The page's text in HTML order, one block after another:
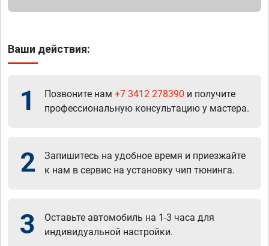
Ваши действия:
1 Позвоните нам +7 3412 278390 и получите
профессиональную консультацию у мастера.
2
Запишитесь на удобное время и приезжайте
к нам в сервис на установку чип тюнинга.
3
Оставьте автомобиль на 1-3 часа для
индивидуальной настройки.